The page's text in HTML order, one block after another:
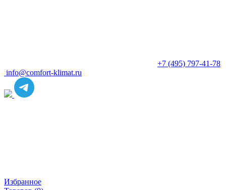
+7 (495) 797-41-78
info@comfort-klimat.ru
Избранное